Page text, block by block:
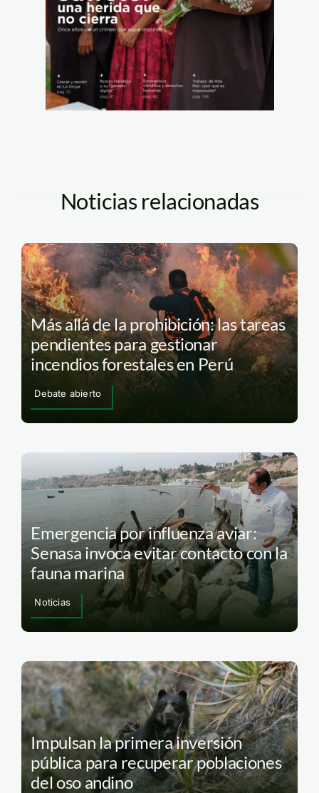
Noticias relacionadas
Más allá de la prohibición: las tareas
pendientes para gestionar
incendios forestales en Perú
Debate abierto
Emergencia por influenza aviar:
Senasa invoca evitar contacto con la
fauna marina
Noticias
Impulsan la primera inversión
pública para recuperar poblaciones
del oso andino